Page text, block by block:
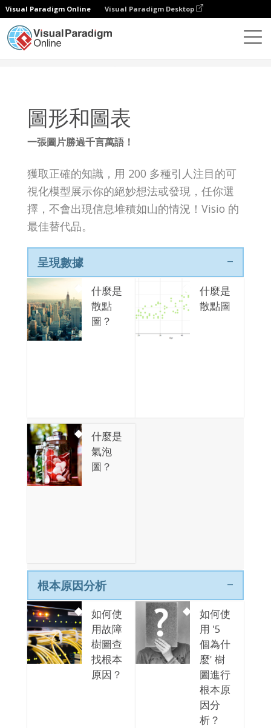
Visual Paradigm Online Visual Paradigm Desktop
圖形和圖表
一張圖片勝過千言萬語！
獲取正確的知識，用 200 多種引人注目的可
視化模型展示你的絕妙想法或發現，任你選
擇，不會出現信息堆積如山的情況！Visio 的
最佳替代品。
呈現數據
什麼是
散點
圖？
什麼是
散點圖
什麼是
氣泡
圖？
根本原因分析
如何使
用故障
樹圖查
找根本
原因？
如何使
用 '5
個為什
麼' 樹
圖進行
根本原
因分
析？